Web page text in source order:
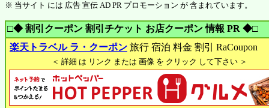
※ 当サイト には 広告 宣伝 AD PR プロモーション が 含まれています。
□◆ 割引クーポン 割引チケット お店クーポン 情報 PR ◆□
楽天トラベル ラ・クーポン 旅行 宿泊 料金 割引 RaCoupon
＜ 詳細 は リンク または 画像 を クリック して下さい ＞